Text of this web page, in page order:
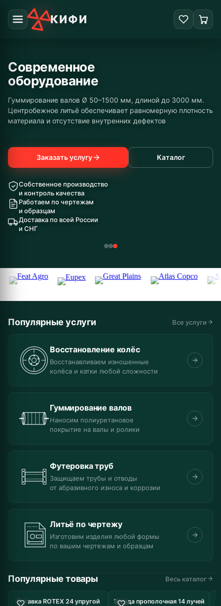
КИФИ
Современное
оборудование
Гуммирование валов Ø 50–1500 мм, длиной до 3000 мм.
Центробежное литьё обеспечивает равномерную плотность
материала и отсутствие внутренних дефектов
Заказать услугу Каталог
Собственное производство
и контроль качества
Работаем по чертежам
и образцам
Доставка по всей России
и СНГ
Популярные услуги Все услуги
Восстановление колёс
Восстанавливаем изношенные
колёса и катки любой сложности
Гуммирование валов
Наносим полиуретановое
покрытие на валы и ролики
Футеровка труб
Защищаем трубы и отводы
от абразивного износа и коррозии
Литьё по чертежу
Изготовим изделия любой формы
по вашим чертежам и образцам
Популярные товары Весь каталог
В наличие: 8 шт
Вставка ROTEX 24 упругой
В наличие: 19 шт
Звезда прополочная 14 лучей